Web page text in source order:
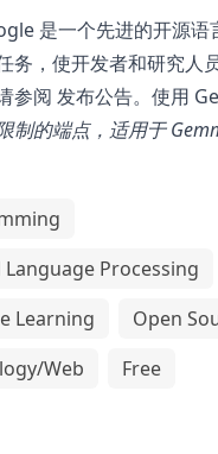
是一个先进的开源语
务，使开发者和研究人
参阅 发布公告。使用
制的端点，适用于
Processing
Learning
Open
Web
Free